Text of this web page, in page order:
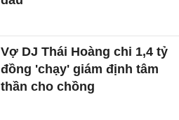
Vợ DJ Thái Hoàng chi 1,4 tỷ
đồng 'chạy' giám định tâm
thần cho chồng